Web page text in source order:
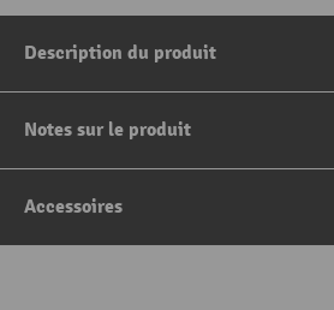
Description du produit
Notes sur le produit
Accessoires